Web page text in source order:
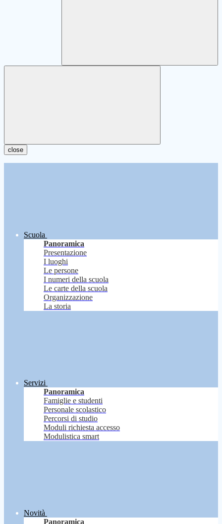
close
Scuola
Panoramica
Presentazione
I luoghi
Le persone
I numeri della scuola
Le carte della scuola
Organizzazione
La storia
Servizi
Panoramica
Famiglie e studenti
Personale scolastico
Percorsi di studio
Moduli richiesta accesso
Modulistica smart
Novità
Panoramica